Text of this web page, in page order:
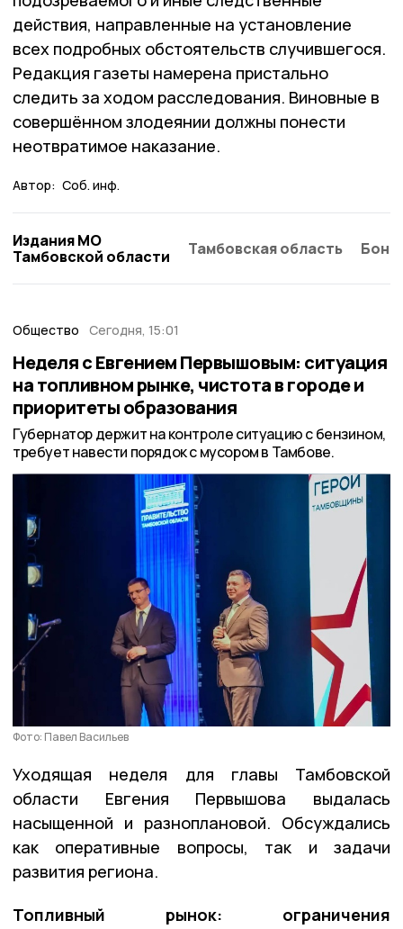
действия, направленные на установление
всех подробных обстоятельств случившегося.
Редакция газеты намерена пристально
следить за ходом расследования. Виновные в
совершённом злодеянии должны понести
неотвратимое наказание.
Автор: Соб. инф.
Издания МО
Тамбовской области
Тамбовская область
Общество Сегодня, 15:01
Неделя с Евгением Первышовым: ситуация
на топливном рынке, чистота в городе и
приоритеты образования
Губернатор держит на контроле ситуацию с бензином,
требует навести порядок с мусором в Тамбове.
Фото: Павел Васильев
Уходящая неделя для главы Тамбовской
области Евгения Первышова выдалась
насыщенной и разноплановой. Обсуждались
как оперативные вопросы, так и задачи
развития региона.
Топливный рынок: ограничения